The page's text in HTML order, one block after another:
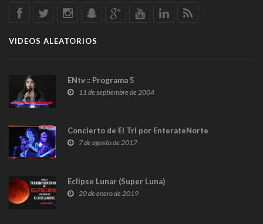
VIDEOS ALEATORIOS
ENtv :: Programa 5
11 de septiembre de 2004
Concierto de El Tri por EnterateNorte
7 de agosto de 2017
Eclipse Lunar (Super Luna)
20 de enero de 2019